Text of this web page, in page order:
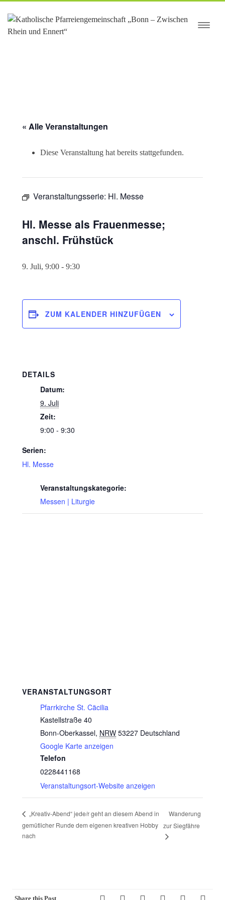
springen
« Alle Veranstaltungen
Diese Veranstaltung hat bereits stattgefunden.
Veranstaltungsserie: Hl. Messe
Hl. Messe als Frauenmesse;
anschl. Frühstück
9. Juli, 9:00 - 9:30
ZUM KALENDER HINZUFÜGEN
DETAILS
Datum:
9. Juli
Zeit:
9:00 - 9:30
Serien:
Hl. Messe
Veranstaltungskategorie:
Messen | Liturgie
VERANSTALTUNGSORT
Pfarrkirche St. Cäcilia
Kastellstraße 40
Bonn-Oberkassel, NRW 53227 Deutschland
Google Karte anzeigen
Telefon
0228441168
Veranstaltungsort-Website anzeigen
„Kreativ-Abend“ jede/r geht an diesem Abend in
gemütlicher Runde dem eigenen kreativen Hobby
nach
Wanderung
zur Siegfähre
Share this Post